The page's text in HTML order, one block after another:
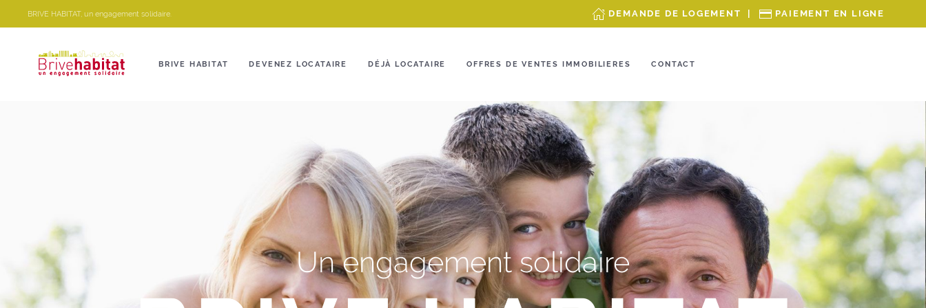
BRIVE HABITAT, un engagement solidaire. DEMANDE DE LOGEMENT PAIEMENT EN LIGNE
BRIVE HABITAT DEVENEZ LOCATAIRE DÉJÀ LOCATAIRE OFFRES DE VENTES IMMOBILIERES CONTACT
Un engagement solidaire
Panneau de gestion des cookies